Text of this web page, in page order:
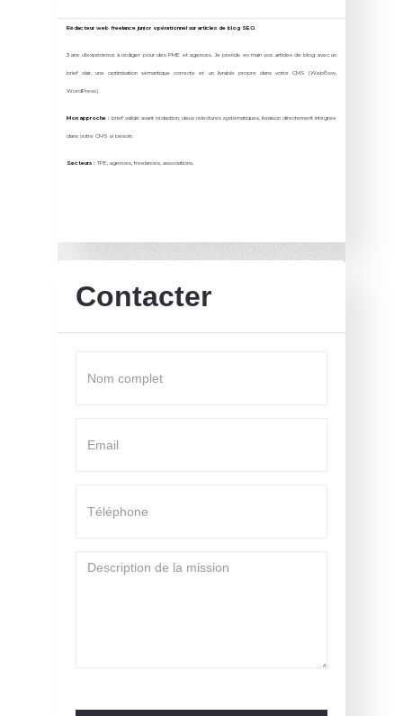
Rédacteur web freelance junior opérationnel sur articles de blog SEO.
3 ans d'expérience à rédiger pour des PME et agences. Je prends en main vos articles de blog avec un
brief clair, une optimisation sémantique correcte et un livrable propre dans votre CMS (Webflow,
WordPress).
Mon approche : brief validé avant rédaction, deux relectures systématiques, livraison directement intégrée
dans votre CMS si besoin.
Secteurs : TPE, agences, freelances, associations.
Contacter